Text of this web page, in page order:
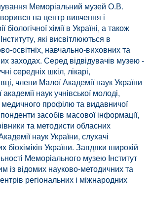
Меморіальний музей О.В.
на центр вивчення і
біологічної хімії в Україні, а також
Інституту, які висвітлюються в
освітніх, навчально-виховних та
заходах. Серед відвідувачів музею -
середніх шкіл, лікарі,
члени Малої Академії наук України
наук учнівської молоді,
профілю та видавничої
засобів масової інформації,
та методисти обласних
наук України, слухачі
біохіміків України. Завдяки широкій
Меморіального музею Інститут
із відомих науково-методичних та
регіональних і міжнародних